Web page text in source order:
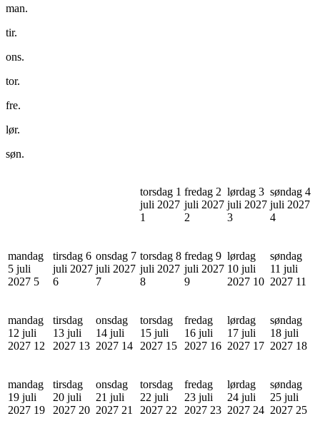
man.
tir.
ons.
tor.
fre.
lør.
søn.
torsdag 1
juli 2027
1
fredag 2
juli 2027
2
lørdag 3
juli 2027
3
søndag 4
juli 2027
4
mandag
5 juli
2027 5
tirsdag 6
juli 2027
6
onsdag 7
juli 2027
7
torsdag 8
juli 2027
8
fredag 9
juli 2027
9
lørdag
10 juli
2027 10
søndag
11 juli
2027 11
mandag
12 juli
2027 12
tirsdag
13 juli
2027 13
onsdag
14 juli
2027 14
torsdag
15 juli
2027 15
fredag
16 juli
2027 16
lørdag
17 juli
2027 17
søndag
18 juli
2027 18
mandag
19 juli
2027 19
tirsdag
20 juli
2027 20
onsdag
21 juli
2027 21
torsdag
22 juli
2027 22
fredag
23 juli
2027 23
lørdag
24 juli
2027 24
søndag
25 juli
2027 25